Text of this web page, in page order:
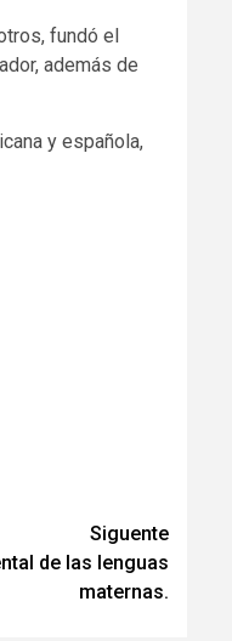
fundó el
además de
y española,
Siguente
de las lenguas
maternas.